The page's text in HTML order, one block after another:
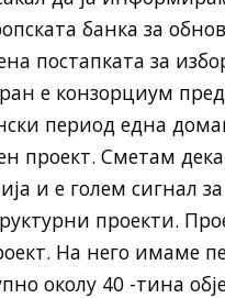
банка за
постапката за
е конзорциум
период една
проект. Сметам
и е голем сигнал
проекти.
На него имаме
околу 40 -тина